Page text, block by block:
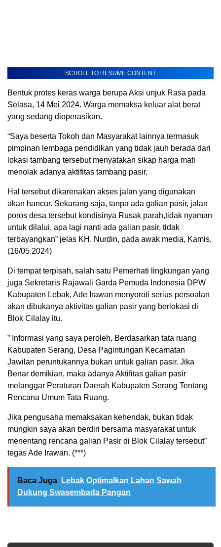
SCROLL TO RESUME CONTENT
Bentuk protes keras warga berupa Aksi unjuk Rasa pada
Selasa, 14 Mei 2024. Warga memaksa keluar alat berat
yang sedang dioperasikan.
“Saya beserta Tokoh dan Masyarakat lainnya termasuk
pimpinan lembaga pendidikan yang tidak jauh berada dari
lokasi tambang tersebut menyatakan sikap harga mati
menolak adanya aktifitas tambang pasir,
Hal tersebut dikarenakan akses jalan yang digunakan
akan hancur. Sekarang saja, tanpa ada galian pasir, jalan
poros desa tersebut kondisinya Rusak parah,tidak nyaman
untuk dilalui, apa lagi nanti ada galian pasir, tidak
terbayangkan” jelas KH. Nurdin, pada awak media, Kamis,
(16/05.2024)
Di tempat terpisah, salah satu Pemerhati lingkungan yang
juga Sekretaris Rajawali Garda Pemuda Indonesia DPW
Kabupaten Lebak, Ade Irawan menyoroti serius persoalan
akan dibukanya aktivitas galian pasir yang berlokasi di
Blok Cilalay itu.
” Informasi yang saya peroleh, Berdasarkan tata ruang
Kabupaten Serang, Desa Pagintungan Kecamatan
Jawilan peruntukannya bukan untuk galian pasir. Jika
Benar demikian, maka adanya Aktifitas galian pasir
melanggar Peraturan Daerah Kabupaten Serang Tentang
Rencana Umum Tata Ruang.
Jika pengusaha memaksakan kehendak, bukan tidak
mungkin saya akan berdiri bersama masyarakat untuk
menentang rencana galian Pasir di Blok Cilalay tersebut”
tegas Ade Irawan. (***)
Baca Juga
Lebak Optimalkan Lahan Sawah
Dukung Swasembada Pangan